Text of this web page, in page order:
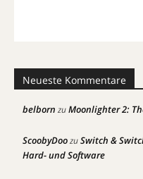
Neueste Kommentare
belborn zuMoonlighter 2:
ScoobyDoozuSwitch &
Hard- und Software